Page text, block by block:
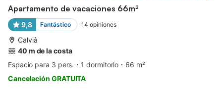
Apartamento de vacaciones 66m²
9,8 Fantástico 14 opiniones
Calvià
40 m de la costa
Espacio para 3 pers.
1 dormitorio
66 m²
Cancelación GRATUITA